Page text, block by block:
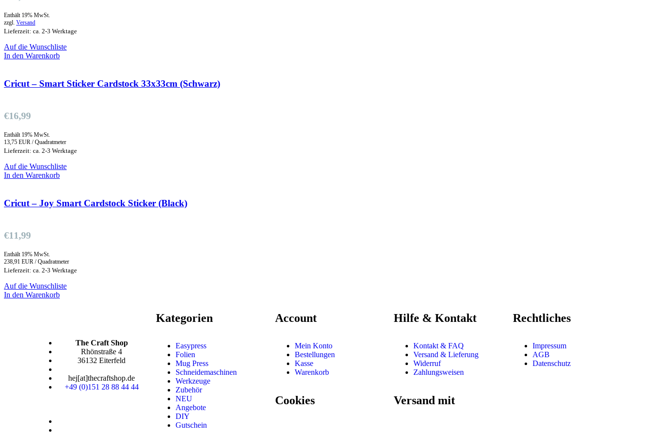
Enthält 19% MwSt.
zzgl. Versand
Lieferzeit: ca. 2-3 Werktage
Auf die Wunschliste
In den Warenkorb
Cricut – Smart Sticker Cardstock 33x33cm (Schwarz)
€16,99
Enthält 19% MwSt.
13,75 EUR / Quadratmeter
Lieferzeit: ca. 2-3 Werktage
Auf die Wunschliste
In den Warenkorb
Cricut – Joy Smart Cardstock Sticker (Black)
€11,99
Enthält 19% MwSt.
238,91 EUR / Quadratmeter
Lieferzeit: ca. 2-3 Werktage
Auf die Wunschliste
In den Warenkorb
The Craft Shop
Rhönstraße 4
36132 Eiterfeld
hej[at]thecraftshop.de
+49 (0)151 28 88 44 44
Kategorien
Easypress
Folien
Mug Press
Schneidemaschinen
Werkzeuge
Zubehör
NEU
Angebote
DIY
Gutschein
Account
Mein Konto
Bestellungen
Kasse
Warenkorb
Cookies
Hilfe & Kontakt
Kontakt & FAQ
Versand & Lieferung
Widerruf
Zahlungsweisen
Versand mit
Rechtliches
Impressum
AGB
Datenschutz